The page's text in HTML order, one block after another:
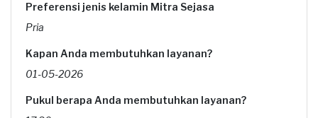
Preferensi jenis kelamin Mitra Sejasa
Pria
Kapan Anda membutuhkan layanan?
01-05-2026
Pukul berapa Anda membutuhkan layanan?